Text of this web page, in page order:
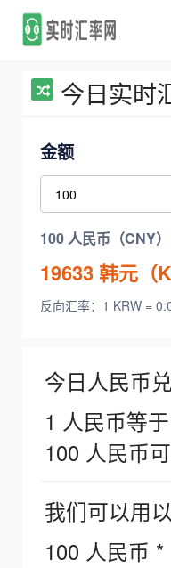
今日实时
金额
100 人民币（CNY
19633韩元（
反向汇率：1 KRW =
今日人民币
1 人民币等
100 人民币
我们可以用
100 人民币